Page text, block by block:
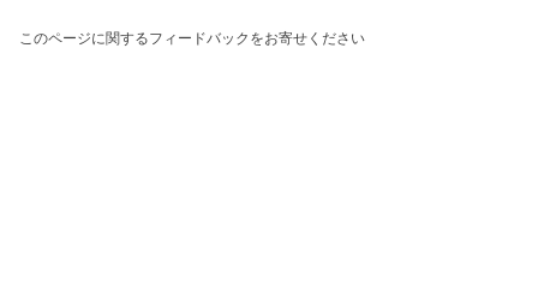
このページに関するフィードバックをお寄せください